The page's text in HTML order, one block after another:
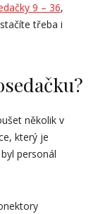
9 – 36,
třeba i
několik v
který je
personál